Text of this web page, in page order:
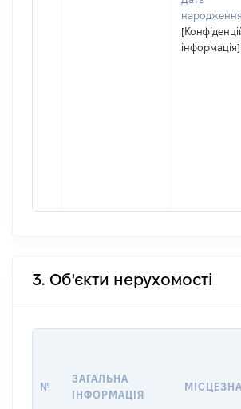
інформація]
3. Об'єкти нерухомості
№
ЗАГАЛЬНА
ІНФОРМАЦІЯ